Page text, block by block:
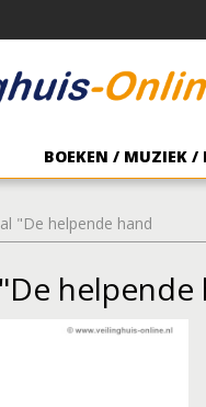
BOEKEN / MUZIEK /
"De helpende hand
helpende